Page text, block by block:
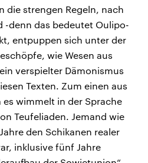
die strengen Regeln, nach
-denn das bedeutet Oulipo-
entpuppen sich unter der
wie Wesen aus
verspielter Dämonismus
Texten. Zum einen aus
es wimmelt in der Sprache
Teufeliaden. Jemand wie
den Schikanen realer
inklusive fünf Jahre